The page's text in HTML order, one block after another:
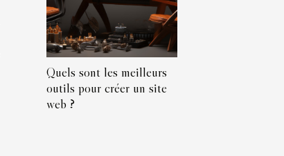
Quels sont les meilleurs
outils pour créer un site
web ?